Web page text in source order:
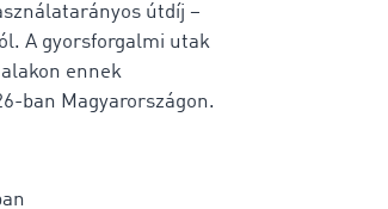
útdíj –
A gyorsforgalmi utak
ennek
ban Magyarországon.